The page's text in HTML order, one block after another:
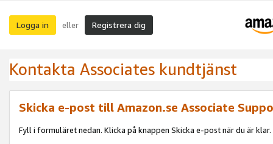
Logga in eller Registrera dig
Kontakta Associates kundtjänst
Skicka e-post till Amazon.se Associate
Fyll i formuläret nedan. Klicka på knappen Skicka e-post när du är klar.